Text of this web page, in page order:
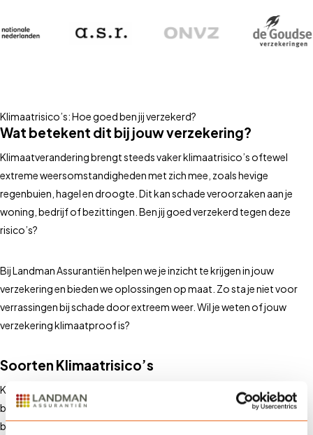
Klimaatrisico’s: Hoe goed ben jij verzekerd?
Wat betekent dit bij jouw verzekering?
Klimaatverandering brengt steeds vaker klimaatrisico’s oftewel
extreme weersomstandigheden met zich mee, zoals hevige
regenbuien, hagel en droogte. Dit kan schade veroorzaken aan je
woning, bedrijf of bezittingen. Ben jij goed verzekerd tegen deze
risico’s?
Bij Landman Assurantiën helpen we je inzicht te krijgen in jouw
verzekering en bieden we oplossingen op maat. Zo sta je niet voor
verrassingen bij schade door extreem weer. Wil je weten of jouw
verzekering klimaatproof is?
Soorten Klimaatrisico’s
Klimaatrisico’s kunnen verschillende vormen aannemen en
beïnvloeden zowel bedrijven als particulieren. Hier zijn de
belangrijkste soorten klimaatrisico’s en hun impact: